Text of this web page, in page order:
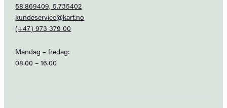
58.869409, 5.735402
kundeservice@kart.no
(+47) 973 379 00
Mandag – fredag:
08.00 – 16.00